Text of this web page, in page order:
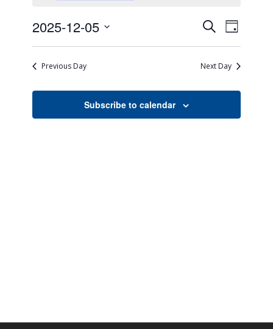
Events
Search
and
SearchEvent
Views
Day
2025-12-05
Previous Day
Next Day
Subscribe to calendar